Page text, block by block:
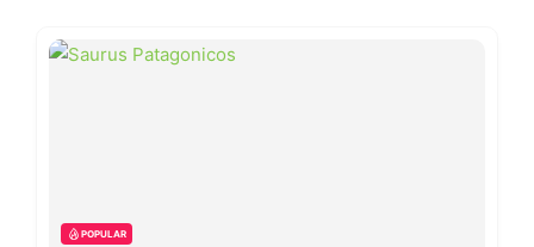
POPULAR